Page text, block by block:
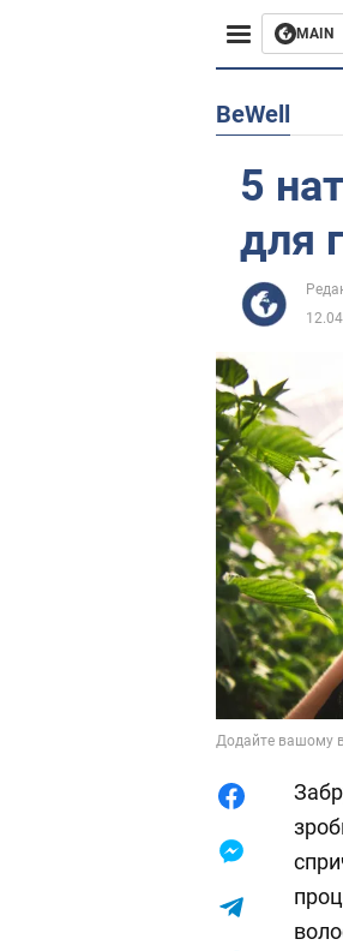
MAIN
Європа
Африка
Лайфхаки
BeWell
5
для
Додайте вашому